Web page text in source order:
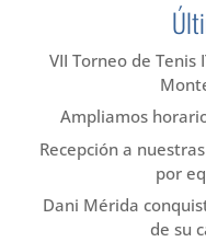
VII Torneo de Tenis
Ampliamos
Recepción a
por
Dani Mérida
de su